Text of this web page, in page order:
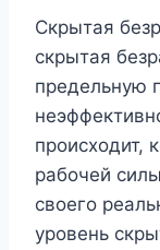
Скрытая
скрытая
предельную
происходит,
рабочей
своего
уровень